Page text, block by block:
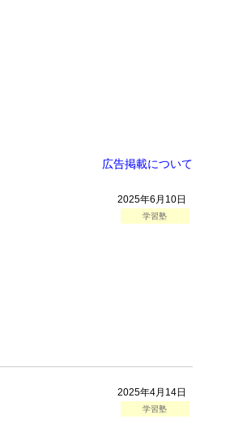
広告掲載について
2025年6月10日
学習塾
2025年4月14日
学習塾